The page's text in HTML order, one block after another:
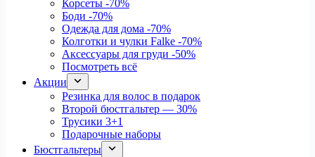
Корсеты -70%
Боди -70%
Одежда для дома -70%
Колготки и чулки Falke -70%
Аксессуары для груди -50%
Посмотреть всё
Акции
Резинка для волос в подарок
Второй бюстгальтер — 30%
Трусики 3+1
Подарочные наборы
Бюстгальтеры